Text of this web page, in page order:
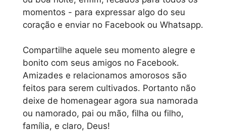
momentos - para expressar algo do seu
coração e enviar no Facebook ou Whatsapp.
Compartilhe aquele seu momento alegre e
bonito com seus amigos no Facebook.
Amizades e relacionamos amorosos são
feitos para serem cultivados. Portanto não
deixe de homenagear agora sua namorada
ou namorado, pai ou mão, filha ou filho,
família, e claro, Deus!